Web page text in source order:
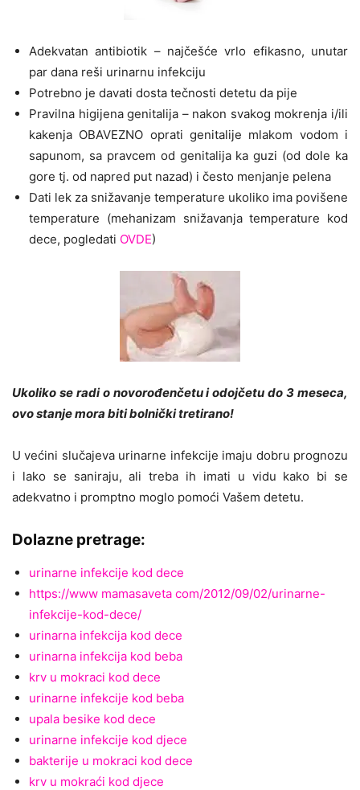
Adekvatan antibiotik – najčešće vrlo efikasno, unutar
par dana reši urinarnu infekciju
Potrebno je davati dosta tečnosti detetu da pije
Pravilna higijena genitalija – nakon svakog mokrenja i/ili
kakenja OBAVEZNO oprati genitalije mlakom vodom i
sapunom, sa pravcem od genitalija ka guzi (od dole ka
gore tj. od napred put nazad) i često menjanje pelena
Dati lek za snižavanje temperature ukoliko ima povišene
temperature (mehanizam snižavanja temperature kod
dece, pogledati OVDE)
Ukoliko se radi o novorođenčetu i odojčetu do 3 meseca,
ovo stanje mora biti bolnički tretirano!
U većini slučajeva urinarne infekcije imaju dobru prognozu
i lako se saniraju, ali treba ih imati u vidu kako bi se
adekvatno i promptno moglo pomoći Vašem detetu.
Dolazne pretrage:
urinarne infekcije kod dece
https://www mamasaveta com/2012/09/02/urinarne-
infekcije-kod-dece/
urinarna infekcija kod dece
urinarna infekcija kod beba
krv u mokraci kod dece
urinarne infekcije kod beba
upala besike kod dece
urinarne infekcije kod djece
bakterije u mokraci kod dece
krv u mokraći kod djece